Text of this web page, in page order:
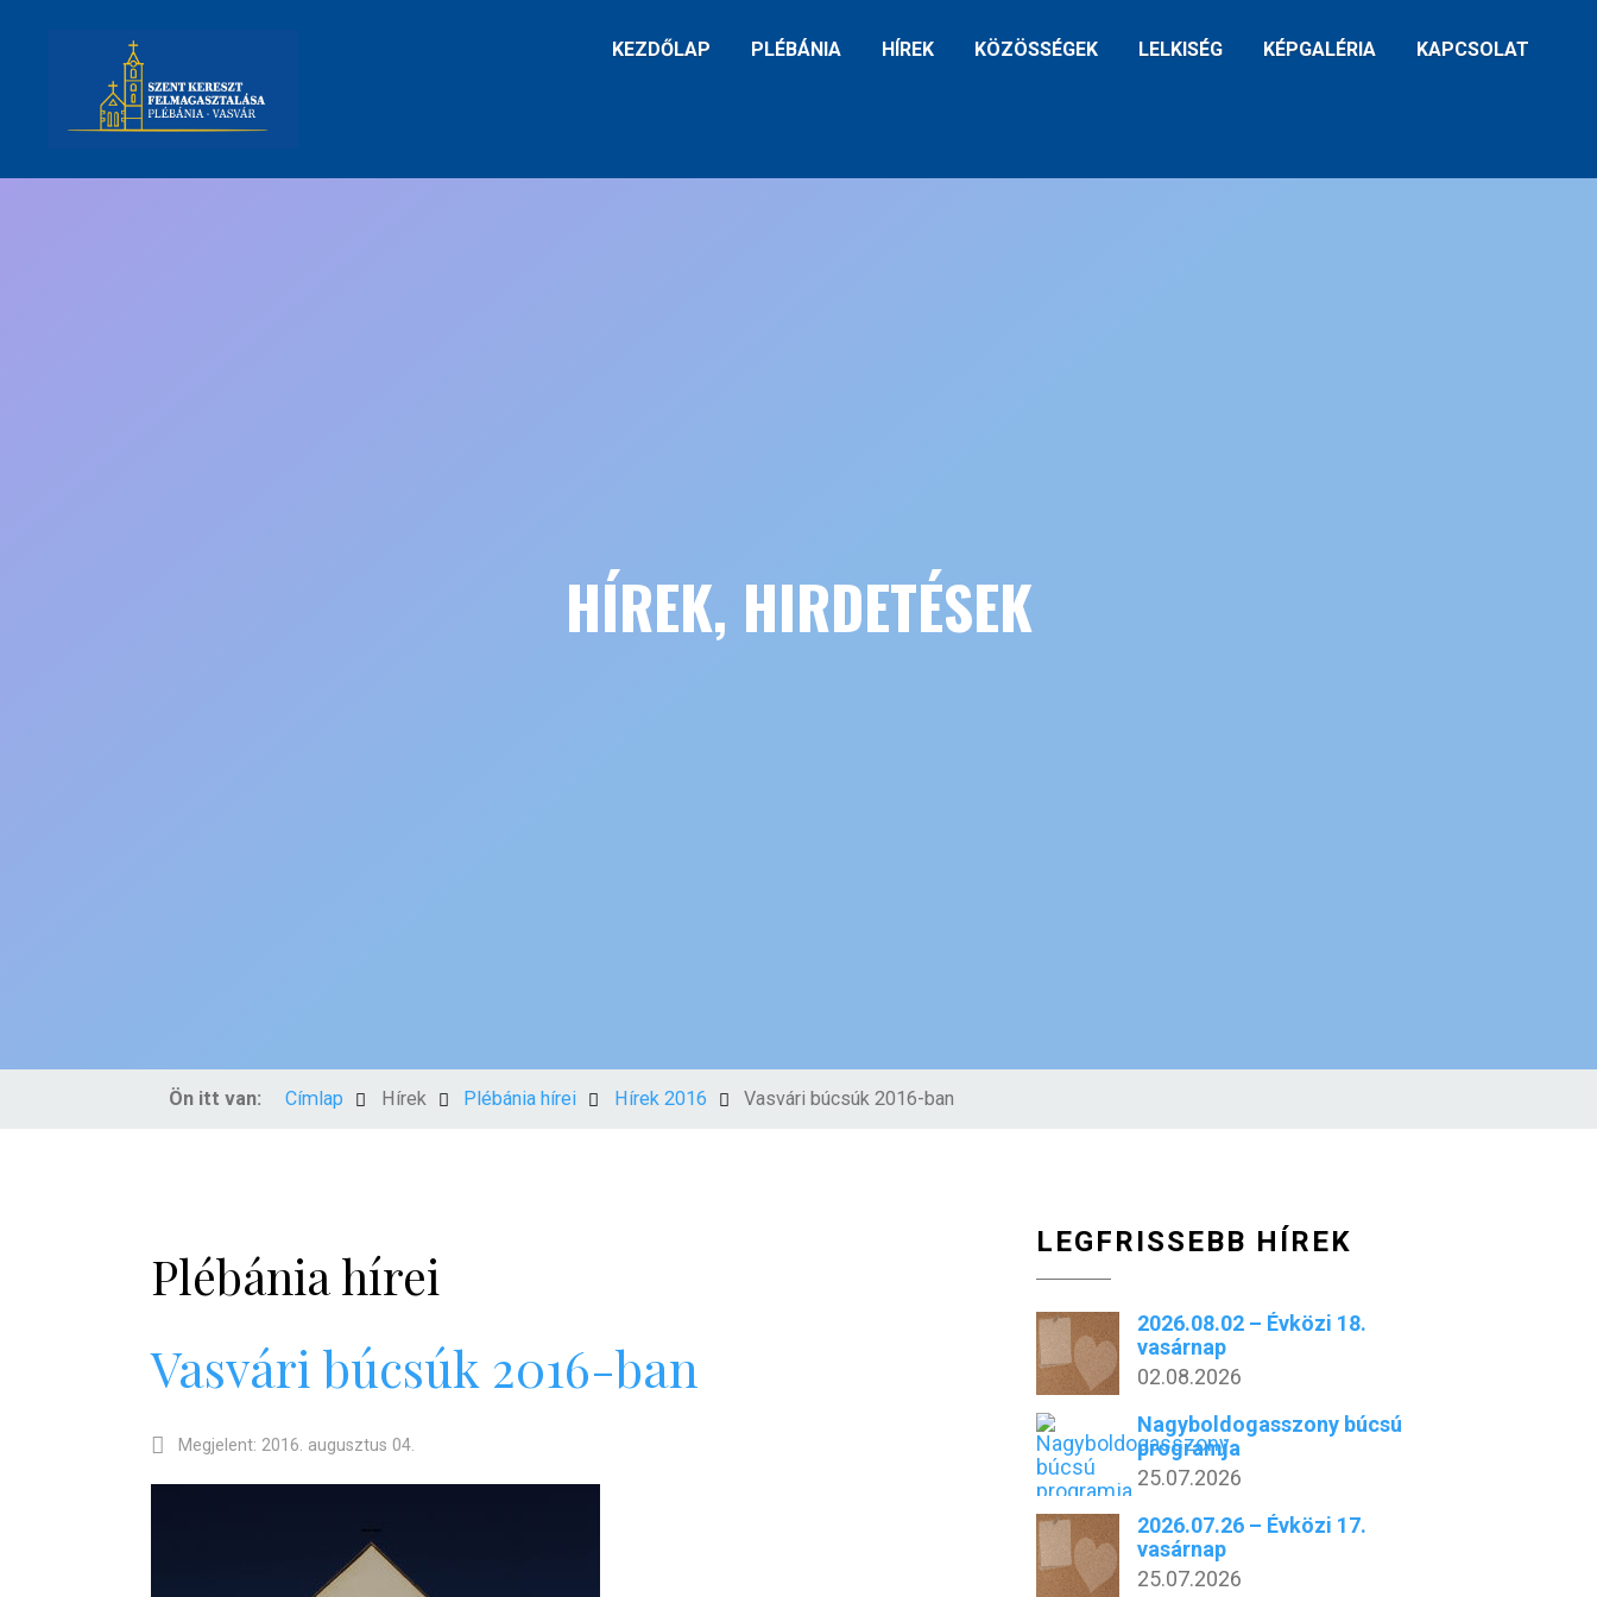
KEZDŐLAP PLÉBÁNIA HÍREK KÖZÖSSÉGEK LELKISÉG KÉPGALÉRIA KAPCSOLAT
HÍREK, HIRDETÉSEK
Ön itt van: Címlap Hírek Plébánia hírei Hírek 2016 Vasvári búcsúk 2016-ban
Plébánia hírei
Vasvári búcsúk 2016-ban
Megjelent: 2016. augusztus 04.
LEGFRISSEBB HÍREK
2026.08.02 – Évközi 18.
vasárnap
02.08.2026
Nagyboldogasszony búcsú
programja
25.07.2026
2026.07.26 – Évközi 17.
vasárnap
25.07.2026